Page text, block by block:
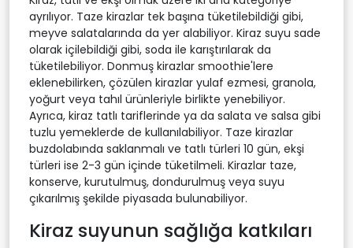
ayrılıyor. Taze kirazlar tek başına tüketilebildiği gibi,
meyve salatalarında da yer alabiliyor. Kiraz suyu sade
olarak içilebildiği gibi, soda ile karıştırılarak da
tüketilebiliyor. Donmuş kirazlar smoothie'lere
eklenebilirken, çözülen kirazlar yulaf ezmesi, granola,
yoğurt veya tahıl ürünleriyle birlikte yenebiliyor.
Ayrıca, kiraz tatlı tariflerinde ya da salata ve salsa gibi
tuzlu yemeklerde de kullanılabiliyor. Taze kirazlar
buzdolabında saklanmalı ve tatlı türleri 10 gün, ekşi
türleri ise 2-3 gün içinde tüketilmeli. Kirazlar taze,
konserve, kurutulmuş, dondurulmuş veya suyu
çıkarılmış şekilde piyasada bulunabiliyor.
Kiraz suyunun sağlığa katkıları